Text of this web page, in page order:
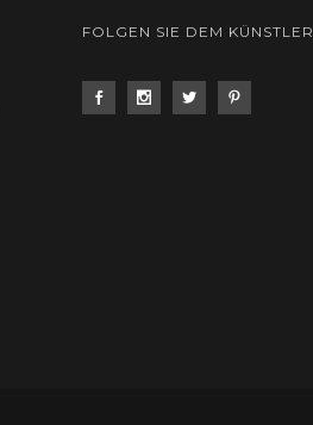
FOLGEN SIE DEM KÜNSTLER